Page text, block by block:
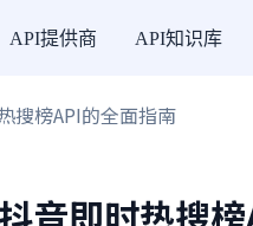
API提供商 API知识库
搜榜API的全面指南
音即时热搜